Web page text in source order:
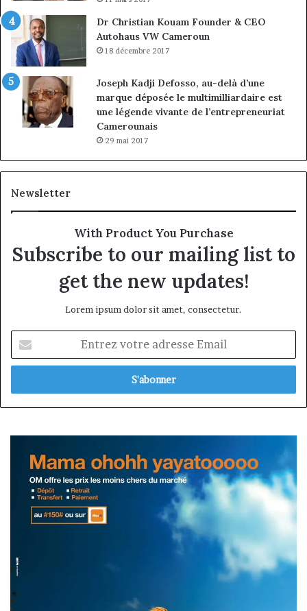
Dr Christian Kouam Founder & CEO
Autohaus VW Cameroun
18 décembre 2017
Joseph Kadji Defosso, au-delà d’une
marque déposée le multimilliardaire est
une légende vivante de l’entrepreneuriat
Camerounais
29 mai 2017
Newsletter
With Product You Purchase
Subscribe to our mailing list to
get the new updates!
Lorem ipsum dolor sit amet, consectetur.
votre
adresse